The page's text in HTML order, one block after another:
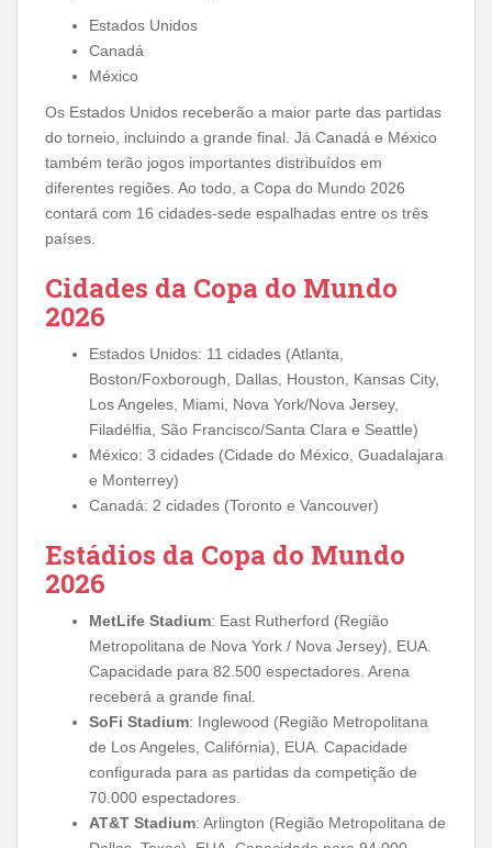
Estados Unidos
Canadá
México
Os Estados Unidos receberão a maior parte das partidas
do torneio, incluindo a grande final. Já Canadá e México
também terão jogos importantes distribuídos em
diferentes regiões. Ao todo, a Copa do Mundo 2026
contará com 16 cidades-sede espalhadas entre os três
países.
Cidades da Copa do Mundo
2026
Estados Unidos: 11 cidades (Atlanta,
Boston/Foxborough, Dallas, Houston, Kansas City,
Los Angeles, Miami, Nova York/Nova Jersey,
Filadélfia, São Francisco/Santa Clara e Seattle)
México: 3 cidades (Cidade do México, Guadalajara
e Monterrey)
Canadá: 2 cidades (Toronto e Vancouver)
Estádios da Copa do Mundo
2026
MetLife Stadium: East Rutherford (Região
Metropolitana de Nova York / Nova Jersey), EUA.
Capacidade para 82.500 espectadores. Arena
receberá a grande final.
SoFi Stadium: Inglewood (Região Metropolitana
de Los Angeles, Califórnia), EUA. Capacidade
configurada para as partidas da competição de
70.000 espectadores.
AT&T Stadium: Arlington (Região Metropolitana de